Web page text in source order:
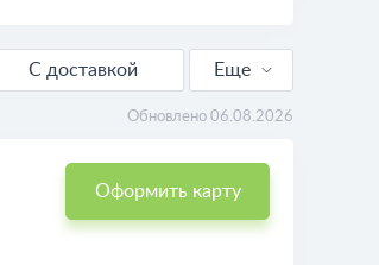
С доставкой
Еще
Обновлено 06.08.2026
Оформить карту